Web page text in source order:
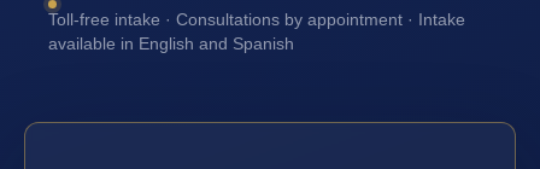
Toll-free intake · Consultations by appointment · Intake
available in English and Spanish